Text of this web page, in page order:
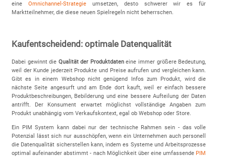
eine Omnichannel-Strategieumsetzen, desto schwerer wir es für
Marktteilnehmer, die diese neuen Spielregeln nicht beherrschen.
Kaufentscheidend: optimale Datenqualität
Dabei gewinnt die Qualität der Produktdateneine immer größere Bedeutung,
weil der Kunde jederzeit Produkte und Preise aufrufen und vergleichen kann.
Gibt es in einem Webshop nicht genügend Infos zum Produkt, wird die
nächste Seite angesurft und am Ende dort kauft, weil er einfach bessere
Produktbeschreibungen, Bebilderung und eine bessere Aufteilung der Daten
antrifft. Der Konsument erwartet möglichst vollständige Angaben zum
Produkt unabhängig vom Verkaufskontext, egal ob Webshop oder Store.
Ein PIM System kann dabei nur der technische Rahmen sein - das volle
Potenzial lässt sich nur ausschöpfen, wenn ein Unternehmen auch personell
die Datenqualität sicherstellen kann, indem es Systeme und Arbeitsprozesse
optimal aufeinander abstimmt - nach Möglichkeit über eine umfassende PIM